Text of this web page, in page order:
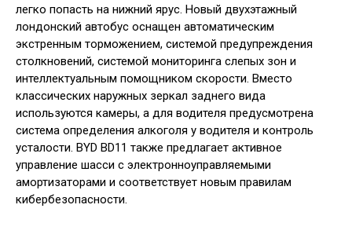
легко попасть на нижний ярус. Новый двухэтажный
лондонский автобус оснащен автоматическим
экстренным торможением, системой предупреждения
столкновений, системой мониторинга слепых зон и
интеллектуальным помощником скорости. Вместо
классических наружных зеркал заднего вида
используются камеры, а для водителя предусмотрена
система определения алкоголя у водителя и контроль
усталости. BYD BD11 также предлагает активное
управление шасси с электронноуправляемыми
амортизаторами и соответствует новым правилам
кибербезопасности.